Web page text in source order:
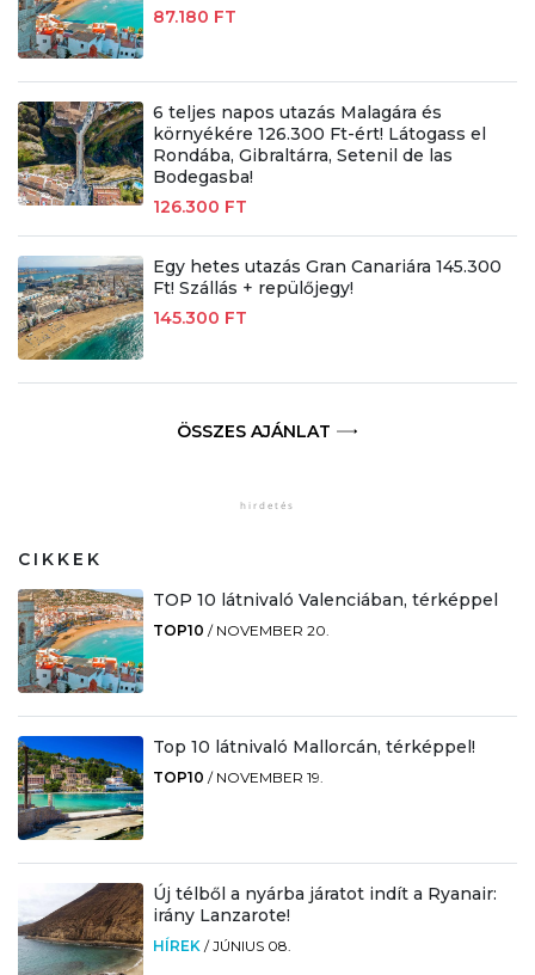
87.180 FT
6 teljes napos utazás Malagára és
környékére 126.300 Ft-ért! Látogass el
Rondába, Gibraltárra, Setenil de las
Bodegasba!
126.300 FT
Egy hetes utazás Gran Canariára 145.300
Ft! Szállás + repülőjegy!
145.300 FT
ÖSSZES AJÁNLAT
CIKKEK
TOP 10 látnivaló Valenciában, térképpel
TOP10 / NOVEMBER 20.
Top 10 látnivaló Mallorcán, térképpel!
TOP10 / NOVEMBER 19.
Új télből a nyárba járatot indít a Ryanair:
irány Lanzarote!
HÍREK /JÚNIUS 08.